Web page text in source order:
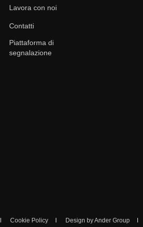
Lavora con noi
Contatti
Piattaforma di
segnalazione
Cookie Policy Design by Ander Group